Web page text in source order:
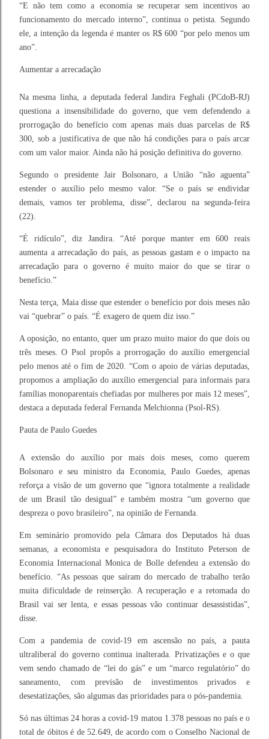
“E não tem como a economia se recuperar sem incentivos ao
funcionamento do mercado interno”, continua o petista. Segundo
ele, a intenção da legenda é manter os R$ 600 “por pelo menos um
ano”.
Aumentar a arrecadação
Na mesma linha, a deputada federal Jandira Feghali (PCdoB-RJ)
questiona a insensibilidade do governo, que vem defendendo a
prorrogação do benefício com apenas mais duas parcelas de R$
300, sob a justificativa de que não há condições para o país arcar
com um valor maior. Ainda não há posição definitiva do governo.
Segundo o presidente Jair Bolsonaro, a União “não aguenta”
estender o auxílio pelo mesmo valor. “Se o país se endividar
demais, vamos ter problema, disse”, declarou na segunda-feira
(22).
“É ridículo”, diz Jandira. “Até porque manter em 600 reais
aumenta a arrecadação do país, as pessoas gastam e o impacto na
arrecadação para o governo é muito maior do que se tirar o
benefício.”
Nesta terça, Maia disse que estender o benefício por dois meses não
vai “quebrar” o país. “É exagero de quem diz isso.”
A oposição, no entanto, quer um prazo muito maior do que dois ou
três meses. O Psol propôs a prorrogação do auxílio emergencial
pelo menos até o fim de 2020. “Com o apoio de várias deputadas,
propomos a ampliação do auxílio emergencial para informais para
famílias monoparentais chefiadas por mulheres por mais 12 meses”,
destaca a deputada federal Fernanda Melchionna (Psol-RS).
Pauta de Paulo Guedes
A extensão do auxílio por mais dois meses, como querem
Bolsonaro e seu ministro da Economia, Paulo Guedes, apenas
reforça a visão de um governo que “ignora totalmente a realidade
de um Brasil tão desigual” e também mostra “um governo que
despreza o povo brasileiro”, na opinião de Fernanda.
Em seminário promovido pela Câmara dos Deputados há duas
semanas, a economista e pesquisadora do Instituto Peterson de
Economia Internacional Monica de Bolle defendeu a extensão do
benefício. “As pessoas que saíram do mercado de trabalho terão
muita dificuldade de reinserção. A recuperação e a retomada do
Brasil vai ser lenta, e essas pessoas vão continuar desassistidas”,
disse.
Com a pandemia de covid-19 em ascensão no país, a pauta
ultraliberal do governo continua inalterada. Privatizações e o que
vem sendo chamado de “lei do gás” e um “marco regulatório” do
saneamento, com previsão de investimentos privados e
desestatizações, são algumas das prioridades para o pós-pandemia.
Só nas últimas 24 horas a covid-19 matou 1.378 pessoas no país e o
total de óbitos é de 52.649, de acordo com o Conselho Nacional de